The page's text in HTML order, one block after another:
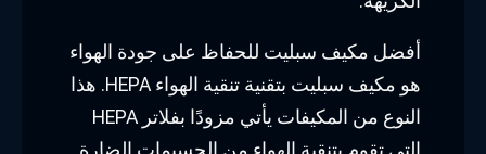
أفضل مكيف سبليت للحفاظ على جودة الهواء
هو مكيف سبليت بتقنية تنقية الهواء HEPA. هذا
النوع من المكيفات يأتي مزودًا بفلاتر HEPA